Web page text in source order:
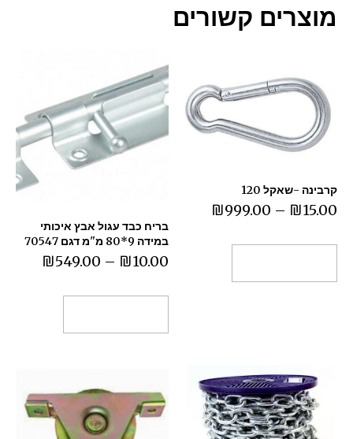
מוצרים קשורים
קרבינה -שאקל 120
₪15.00
–
₪999.00
בריח כבד עגול אבץ איכותי
במידה 9*80 מ"מ דגם 70547
₪10.00
–
₪549.00